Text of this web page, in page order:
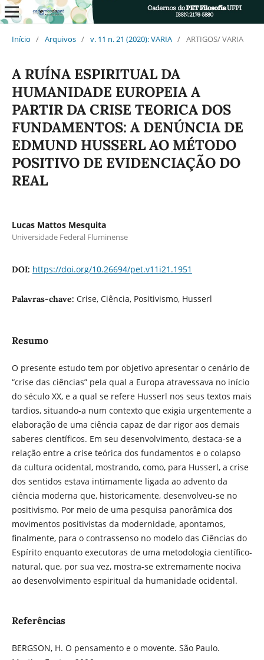
Início / Arquivos / v. 11 n. 21 (2020): VARIA / ARTIGOS/ VARIA
A RUÍNA ESPIRITUAL DA
HUMANIDADE EUROPEIA A
PARTIR DA CRISE TEORICA DOS
FUNDAMENTOS: A DENÚNCIA DE
EDMUND HUSSERL AO MÉTODO
POSITIVO DE EVIDENCIAÇÃO DO
REAL
Lucas Mattos Mesquita
Universidade Federal Fluminense
DOI: https://doi.org/10.26694/pet.v11i21.1951
Palavras-chave: Crise, Ciência, Positivismo, Husserl
Resumo
O presente estudo tem por objetivo apresentar o cenário de
“crise das ciências” pela qual a Europa atravessava no início
do século XX, e a qual se refere Husserl nos seus textos mais
tardios, situando-a num contexto que exigia urgentemente a
elaboração de uma ciência capaz de dar rigor aos demais
saberes científicos. Em seu desenvolvimento, destaca-se a
relação entre a crise teórica dos fundamentos e o colapso
da cultura ocidental, mostrando, como, para Husserl, a crise
dos sentidos estava intimamente ligada ao advento da
ciência moderna que, historicamente, desenvolveu-se no
positivismo. Por meio de uma pesquisa panorâmica dos
movimentos positivistas da modernidade, apontamos,
finalmente, para o contrassenso no modelo das Ciências do
Espírito enquanto executoras de uma metodologia científico-
natural, que, por sua vez, mostra-se extremamente nociva
ao desenvolvimento espiritual da humanidade ocidental.
Referências
BERGSON, H. O pensamento e o movente. São Paulo.